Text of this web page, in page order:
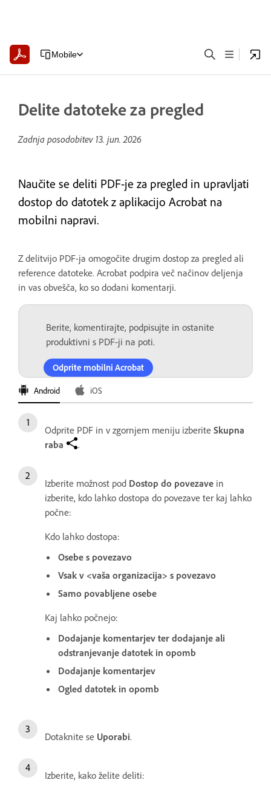
Mobile
Delite datoteke za pregled
Zadnja posodobitev 13. jun. 2026
Naučite se deliti PDF-je za pregled in upravljati
dostop do datotek z aplikacijo Acrobat na
mobilni napravi.
Z delitvijo PDF-ja omogočite drugim dostop za pregled ali
reference datoteke. Acrobat podpira več načinov deljenja
in vas obvešča, ko so dodani komentarji.
Berite, komentirajte, podpisujte in ostanite
produktivni s PDF-ji na poti.
Odprite mobilni Acrobat
Android iOS
Odprite PDF in v zgornjem meniju izberite Skupna
raba
.
Izberite možnost pod Dostop do povezave in
izberite, kdo lahko dostopa do povezave ter kaj lahko
počne:
Kdo lahko dostopa:
Osebe s povezavo
Vsak v <vaša organizacija> s povezavo
Samo povabljene osebe
Kaj lahko počnejo:
Dodajanje komentarjev ter dodajanje ali
odstranjevanje datotek in opomb
Dodajanje komentarjev
Ogled datotek in opomb
Dotaknite se Uporabi.
Izberite, kako želite deliti: